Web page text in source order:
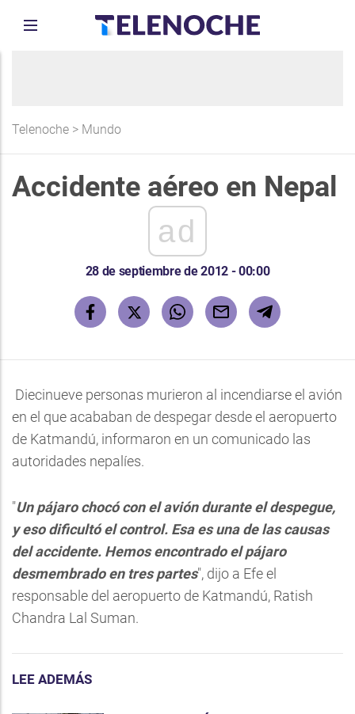
Telenoche > Mundo
Accidente aéreo en Nepal
ad
28 de septiembre de 2012 - 00:00
Diecinueve personas murieron al incendiarse el avión
en el que acababan de despegar desde el aeropuerto
de Katmandú, informaron en un comunicado las
autoridades nepalíes.
"Un pájaro chocó con el avión durante el despegue,
y eso dificultó el control. Esa es una de las causas
del accidente. Hemos encontrado el pájaro
desmembrado en tres partes", dijo a Efe el
responsable del aeropuerto de Katmandú, Ratish
Chandra Lal Suman.
LEE ADEMÁS